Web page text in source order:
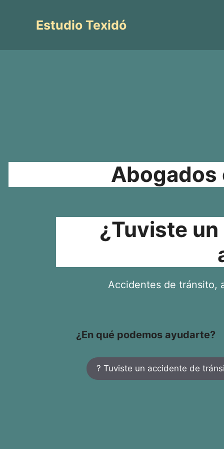
contenidoEstudio Texidó
Abogados
¿Tuviste
Accidentes de tránsito,
¿En qué podemos ayudarte?
? Tuviste un accidente de